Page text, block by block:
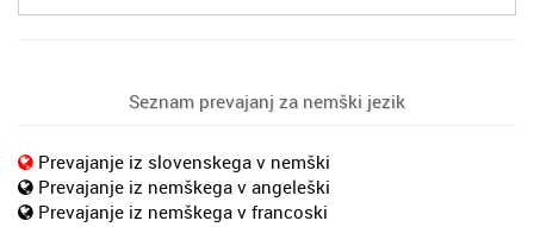
Seznam prevajanj za nemški jezik
Prevajanje iz slovenskega v nemški
Prevajanje iz nemškega v angeleški
Prevajanje iz nemškega v francoski